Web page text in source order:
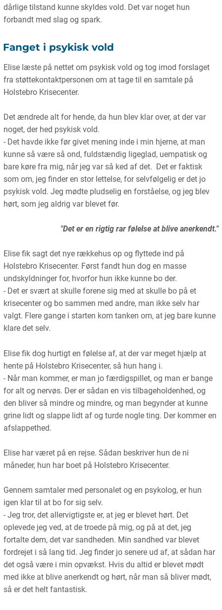
dårlige tilstand kunne skyldes vold. Det var noget hun
forbandt med slag og spark.
Fanget i psykisk vold
Elise læste på nettet om psykisk vold og tog imod forslaget
fra støttekontaktpersonen om at tage til en samtale på
Holstebro Krisecenter.
Det ændrede alt for hende, da hun blev klar over, at der var
noget, der hed psykisk vold.
- Det havde ikke før givet mening inde i min hjerne, at man
kunne så være så ond, fuldstændig ligeglad, uempatisk og
bare køre fra mig, når jeg var så ked af det. Det er faktisk
som om, jeg finder en stor lettelse, for selvfølgelig er det jo
psykisk vold. Jeg mødte pludselig en forståelse, og jeg blev
hørt, som jeg aldrig var blevet før.
"Det er en rigtig rar følelse at blive anerkendt."
Elise fik sagt det nye rækkehus op og flyttede ind på
Holstebro Krisecenter. Først fandt hun dog en masse
undskyldninger for, hvorfor hun ikke kunne bo der.
- Det er svært at skulle forene sig med at skulle bo på et
krisecenter og bo sammen med andre, man ikke selv har
valgt. Flere gange i starten kom tanken om, at jeg bare kunne
klare det selv.
Elise fik dog hurtigt en følelse af, at der var meget hjælp at
hente på Holstebro Krisecenter, så hun hang i.
- Når man kommer, er man jo færdigspillet, og man er bange
for alt og nervøs. Der er sådan en vis tilbageholdenhed, og
den bliver så mindre og mindre, og man begynder at kunne
grine lidt og slappe lidt af og turde nogle ting. Der kommer en
afslappethed.
Elise har været på en rejse. Sådan beskriver hun de ni
måneder, hun har boet på Holstebro Krisecenter.
Gennem samtaler med personalet og en psykolog, er hun
igen klar til at bo for sig selv.
- Jeg tror, det allervigtigste er, at jeg er blevet hørt. Det
oplevede jeg ved, at de troede på mig, og på at det, jeg
fortalte dem, det var sandheden. Min sandhed var blevet
fordrejet i så lang tid. Jeg finder jo senere ud af, at sådan har
det også være i min opvækst. Hvis du altid er blevet mødt
med ikke at blive anerkendt og hørt, når man så bliver mødt,
så er det helt fantastisk.